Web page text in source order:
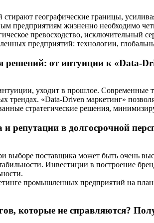
стирают географические границы,
предприятиям жизненно необходимо
превосходство, исключительный
решений: от интуиции к «Data-
уходит в прошлое. Современные
трендах. «Data-Driven маркетинг»
стратегические решения,
репутации в долгосрочной
выборе поставщика может быть очень
Инвестиции в построение
которые не справляются?